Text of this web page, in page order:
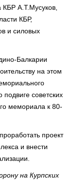
КБР А.Т.Мусуков,
КБР,
и силовых
Балкарии
на этом
советских
мемориала к 80-
проект
и внести
на Курпских